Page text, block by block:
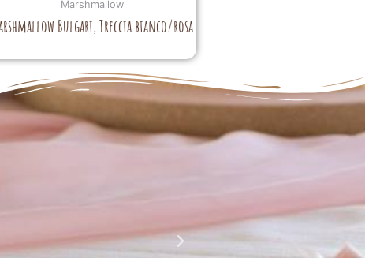
Marshmallow
Bulgari, Treccia bianco/rosa
Complimenti davvero!!!!
Giusy Rizzo